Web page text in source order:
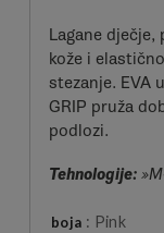
Lagane
kože i
stezanje. EVA
GRIP pruža
podlozi.
Tehnologije:
boja : Pink